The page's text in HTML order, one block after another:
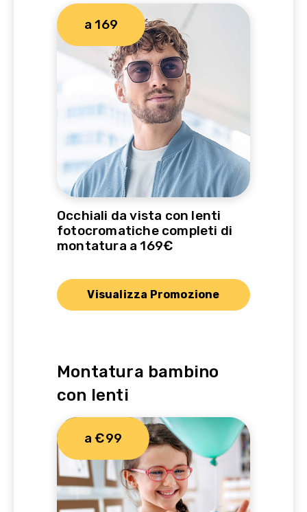
a 169
Occhiali da vista con lenti
fotocromatiche completi di
montatura a 169€
Visualizza Promozione
Montatura bambino
con lenti
a €99